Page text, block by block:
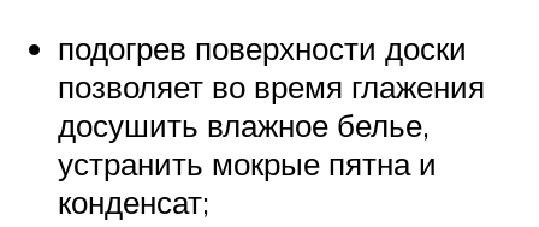
подогрев поверхности доски
позволяет во время глажения
досушить влажное белье,
устранить мокрые пятна и
конденсат;